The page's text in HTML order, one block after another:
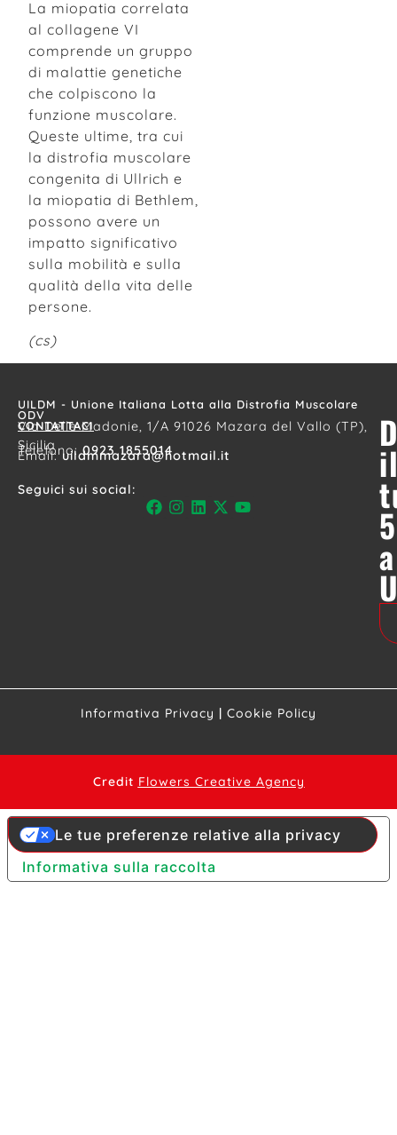
La miopatia correlata
al collagene VI
comprende un gruppo
di malattie genetiche
che colpiscono la
funzione muscolare.
Queste ultime, tra cui
la distrofia muscolare
congenita di Ullrich e
la miopatia di Bethlem,
possono avere un
impatto significativo
sulla mobilità e sulla
qualità della vita delle
persone.
(cs)
UILDM - Unione Italiana Lotta alla Distrofia Muscolare
ODV
CONTATTACI
Via Delle Madonie, 1/A 91026 Mazara del Vallo (TP),
Sicilia
Telefono:0923 1855014
Email: uildmmazara@hotmail.it
Seguici sui social:
a
Informativa Privacy Cookie Policy
Credit Flowers Creative Agency
Informativa sulla raccolta
Le tue preferenze relative alla privacy